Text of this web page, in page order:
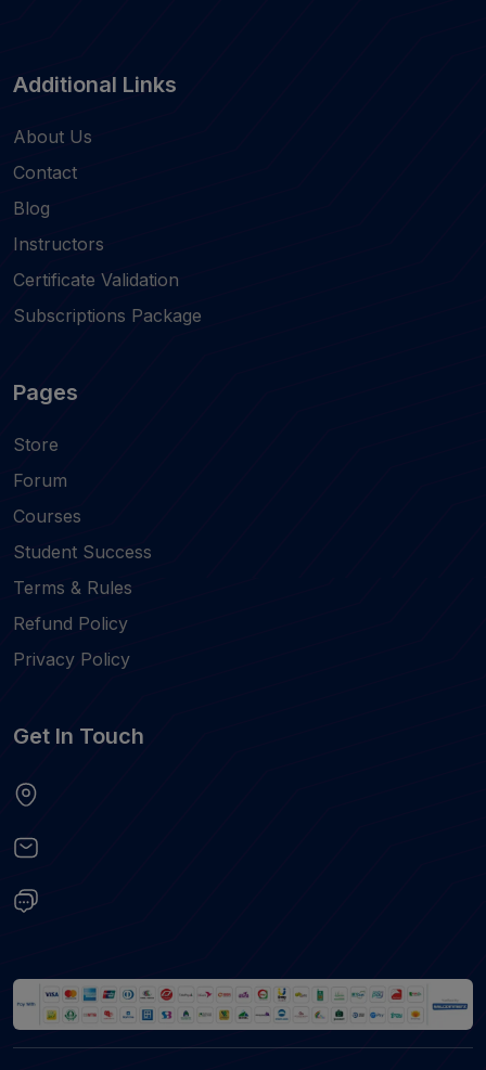
Additional Links
About Us
Contact
Blog
Instructors
Certificate Validation
Subscriptions Package
Pages
Store
Forum
Courses
Student Success
Terms & Rules
Refund Policy
Privacy Policy
Get In Touch